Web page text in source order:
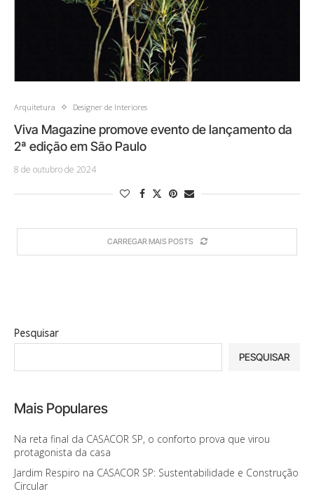
Arquitetura Designer de Interiores
Viva Magazine promove evento de lançamento da
2ª edição em São Paulo
8 de outubro de 2024
CARREGAR MAIS POSTS
Pesquisar
PESQUISAR
Mais Populares
Na reta final da CASACOR SP, o conforto prova que virou
protagonista da casa
Jardim Respiro na CASACOR SP: Sustentabilidade e Construção
Circular